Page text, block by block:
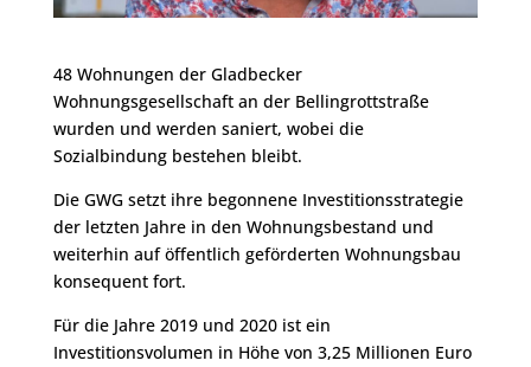
48 Wohnungen der Gladbecker
Wohnungsgesellschaft an der Bellingrottstraße
wurden und werden saniert, wobei die
Sozialbindung bestehen bleibt.
Die GWG setzt ihre begonnene Investitionsstrategie
der letzten Jahre in den Wohnungsbestand und
weiterhin auf öffentlich geförderten Wohnungsbau
konsequent fort.
Für die Jahre 2019 und 2020 ist ein
Investitionsvolumen in Höhe von 3,25 Millionen Euro